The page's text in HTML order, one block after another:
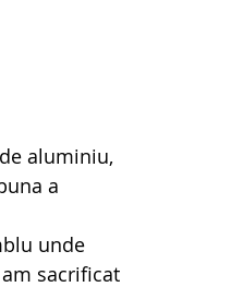
aluminiu,
a
unde
sacrificat